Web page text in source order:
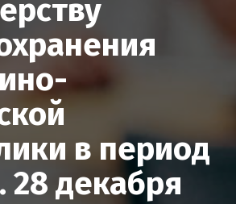
в период
28 декабря